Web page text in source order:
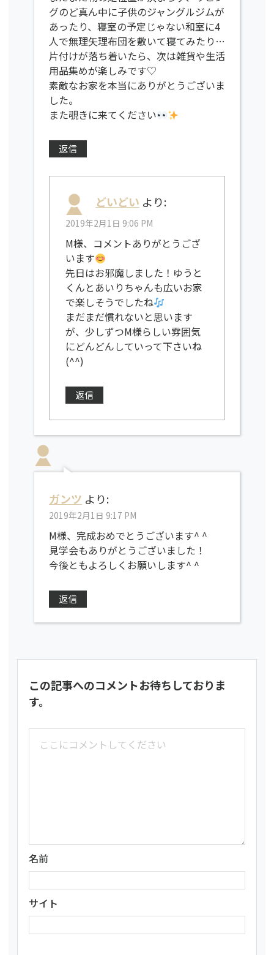
グのど真ん中に子供のジャングルジムが
あったり、寝室の予定じゃない和室に4
人で無理矢理布団を敷いて寝てみたり…
片付けが落ち着いたら、次は雑貨や生活
用品集めが楽しみです♡
素敵なお家を本当にありがとうございま
した。
また覗きに来てください
返信
どいどい より:
2019年2月1日 9:06 PM
M様、コメントありがとうござ
います
先日はお邪魔しました！ゆうと
くんとあいりちゃんも広いお家
で楽しそうでしたね
まだまだ慣れないと思います
が、少しずつM様らしい雰囲気
にどんどんしていって下さいね
(^^)
返信
ガンツ より:
2019年2月1日 9:17 PM
M様、完成おめでとうございます^ ^
見学会もありがとうございました！
今後ともよろしくお願いします^ ^
返信
この記事へのコメントお待ちしておりま
す。
名前
サイト